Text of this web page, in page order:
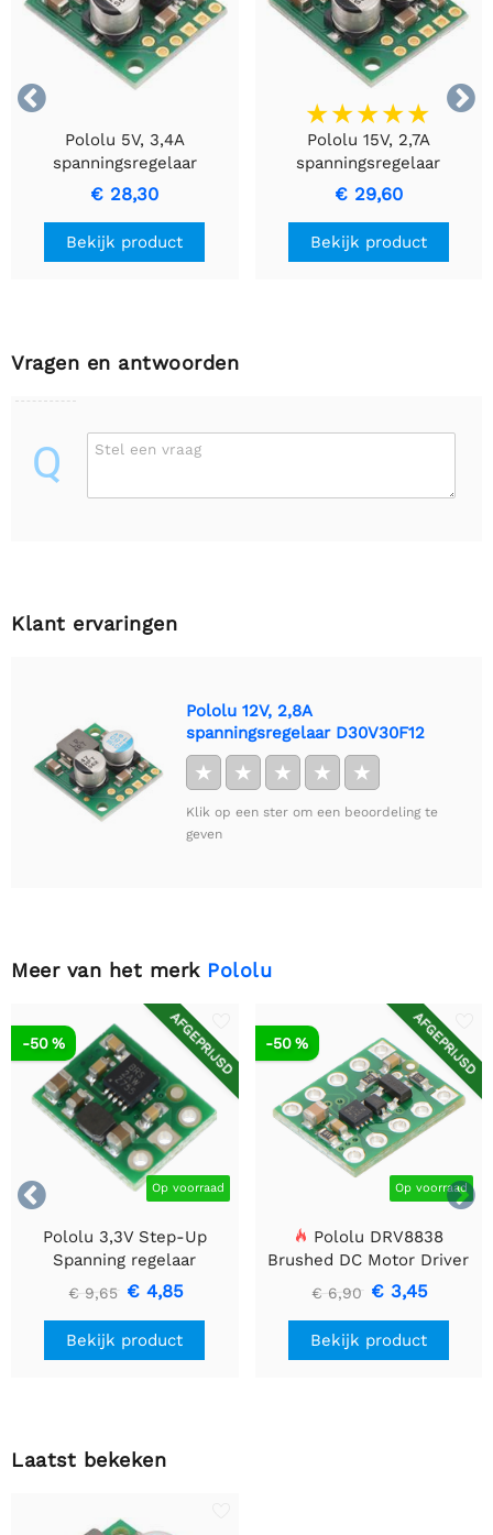


Pololu 5V, 3,4A
spanningsregelaar
D30V30F5
€ 28,30
Bekijk product
Pololu 15V, 2,7A
spanningsregelaar
D30V30F15
€ 29,60
Bekijk product
Vragen en antwoorden
Q Stel een vraag
Klant ervaringen
Pololu 12V, 2,8A
spanningsregelaar D30V30F12
★ ★ ★ ★ ★
Klik op een ster om een beoordeling te
geven
Meer van het merk Pololu


AFGEPRIJSD
Op voorraad
-50 %
Pololu 3,3V Step-Up
Spanning regelaar
U1V10F3
€ 9,65 € 4,85
Bekijk product
AFGEPRIJSD
Op voorraad
-50 %
Pololu DRV8838
Brushed DC Motor Driver
€ 6,90 € 3,45
Bekijk product
Laatst bekeken